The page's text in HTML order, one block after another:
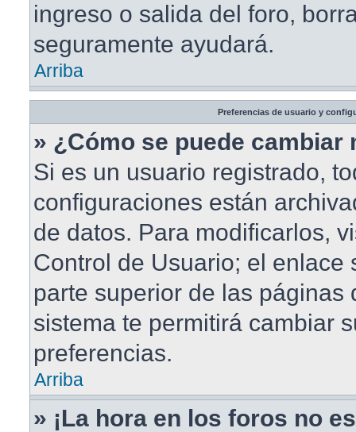
ingreso o salida del foro,
seguramente ayudará.
Arriba
Preferencias de usuario y
» ¿Cómo se puede
Si es un usuario registrado,
configuraciones están
de datos. Para modificarlos,
Control de Usuario; el enlace
parte superior de las páginas
sistema te permitirá cambiar
preferencias.
Arriba
» ¡La hora en los foros no